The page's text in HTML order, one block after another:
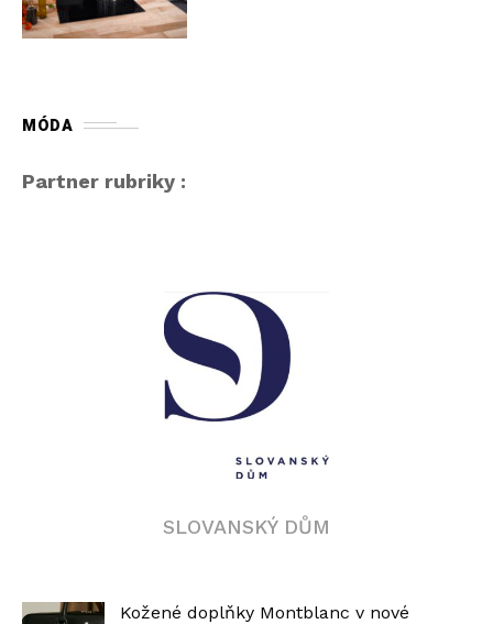
MÓDA
Partner rubriky :
SLOVANSKÝ DŮM
Kožené doplňky Montblanc v nové